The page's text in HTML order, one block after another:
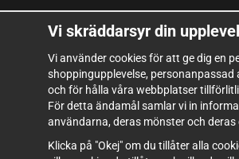
Verktyg
Vi skräddarsyr din
Vi använder cookies för att ge dig en
shoppingupplevelse, personanpassad
och för hålla våra webbplatser
För detta ändamål samlar vi in
användarna, deras mönster och deras
Klicka på "Okej" om du tillåter alla